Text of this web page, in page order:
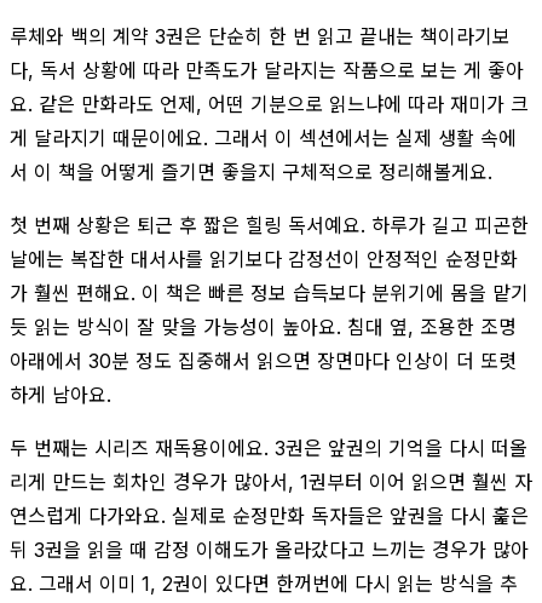
루체와 백의 계약 3권은 단순히 한 번 읽고 끝내는 책이라기보
다, 독서 상황에 따라 만족도가 달라지는 작품으로 보는 게 좋아
요. 같은 만화라도 언제, 어떤 기분으로 읽느냐에 따라 재미가 크
게 달라지기 때문이에요. 그래서 이 섹션에서는 실제 생활 속에
서 이 책을 어떻게 즐기면 좋을지 구체적으로 정리해볼게요.
첫 번째 상황은 퇴근 후 짧은 힐링 독서예요. 하루가 길고 피곤한
날에는 복잡한 대서사를 읽기보다 감정선이 안정적인 순정만화
가 훨씬 편해요. 이 책은 빠른 정보 습득보다 분위기에 몸을 맡기
듯 읽는 방식이 잘 맞을 가능성이 높아요. 침대 옆, 조용한 조명
아래에서 30분 정도 집중해서 읽으면 장면마다 인상이 더 또렷
하게 남아요.
두 번째는 시리즈 재독용이에요. 3권은 앞권의 기억을 다시 떠올
리게 만드는 회차인 경우가 많아서, 1권부터 이어 읽으면 훨씬 자
연스럽게 다가와요. 실제로 순정만화 독자들은 앞권을 다시 훑은
뒤 3권을 읽을 때 감정 이해도가 올라갔다고 느끼는 경우가 많아
요. 그래서 이미 1, 2권이 있다면 한꺼번에 다시 읽는 방식을 추